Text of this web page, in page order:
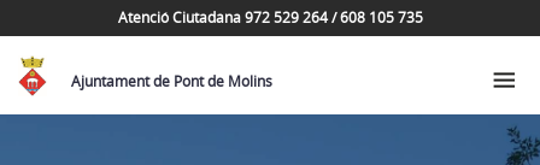
Atenció Ciutadana 972 529 264 / 608 105 735
Ajuntament de Pont de Molins